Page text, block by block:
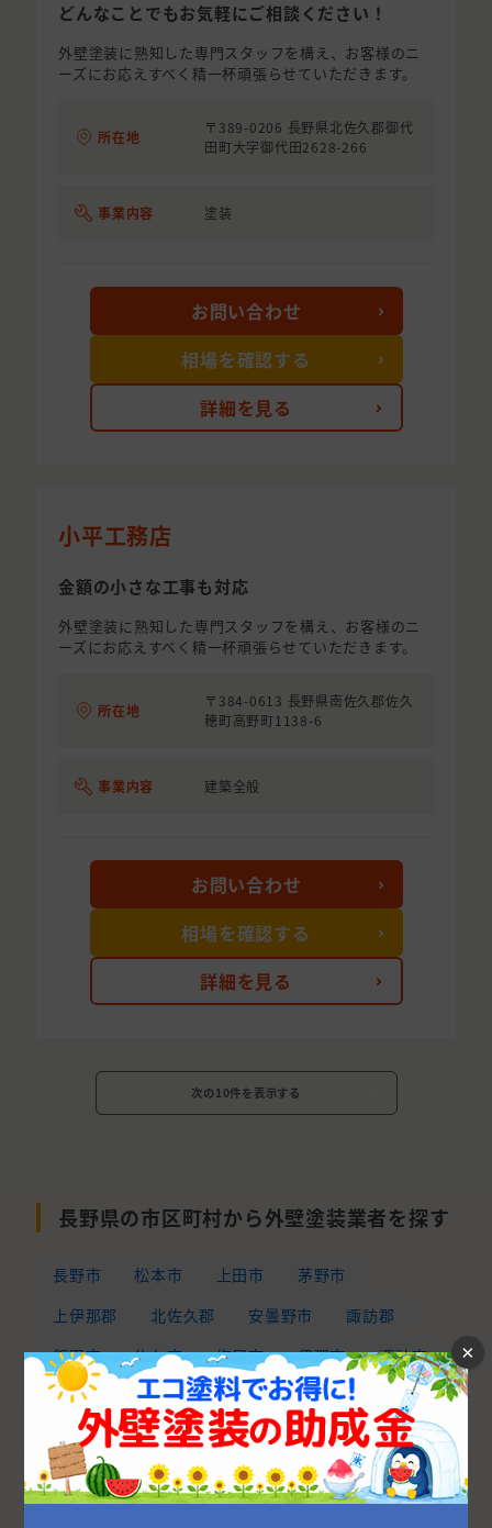
どんなことでもお気軽にご相談ください！
外壁塗装に熟知した専門スタッフを構え、お客様のニ
ーズにお応えすべく精一杯頑張らせていただきます。
所在地
〒389-0206 長野県北佐久郡御代
田町大字御代田2628-266
事業内容 塗装
詳細を見る
お問い合わせ
相場を確認する
小平工務店
金額の小さな工事も対応
外壁塗装に熟知した専門スタッフを構え、お客様のニ
ーズにお応えすべく精一杯頑張らせていただきます。
所在地
〒384-0613 長野県南佐久郡佐久
穂町高野町1138-6
事業内容 建築全般
詳細を見る
お問い合わせ
相場を確認する
次の10件を表示する
長野県の市区町村から外壁塗装業者を探す
長野市 松本市 上田市
茅野市
上伊那郡
北佐久郡 安曇野市
諏訪郡
飯田市
佐久市 塩尻市 伊那市
諏訪市
中野市
下伊那郡 千曲市
小諸市
東御市
岡谷市 須坂市
駒ヶ根市
北安曇郡
大町市 上水内郡
東筑摩郡
×